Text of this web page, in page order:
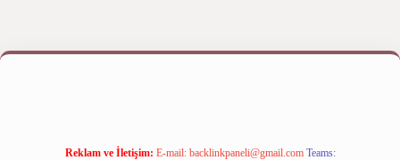
betexper bahis
Reklam ve İletişim: E-mail: backlinkpaneli@gmail.com Teams: